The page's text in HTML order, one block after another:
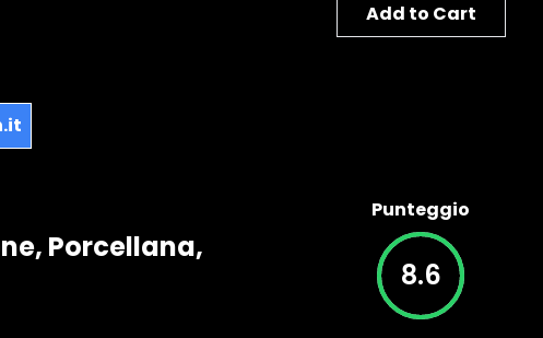
Add to Cart
Porcellana,
Punteggio
8.6